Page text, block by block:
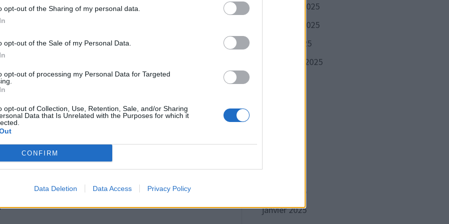
opt-out of the Sharing of my personal data.
opt-out of the Sale of my Personal Data.
opt-out of processing my Personal Data for Targeted
opt-out of Collection, Use, Retention, Sale, and/or Sharing
Data that Is Unrelated with the Purposes for which it
CONFIRM
Data Deletion Data Access Privacy Policy
suivante :
François Bayrou « méprisant » avec Marine Le Pen ?
Ce geste qu’elle n’a pas aimé
→
décembre 2025
novembre 2025
octobre 2025
septembre 2025
mars 2025
février 2025
janvier 2025